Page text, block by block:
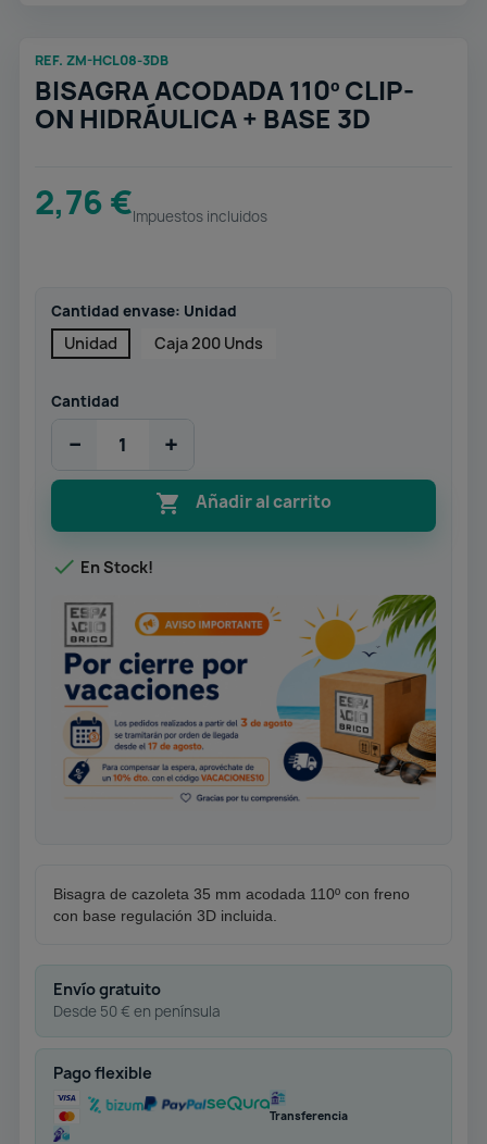
REF. ZM-HCL08-3DB
BISAGRA ACODADA 110º CLIP-
ON HIDRÁULICA + BASE 3D
2,76 €Impuestos incluidos
Cantidad envase: Unidad
Unidad Caja 200 Unds
Cantidad
− +
 Añadir al carrito
 En Stock!
Bisagra de cazoleta 35 mm acodada 110º con freno
con base regulación 3D incluida.
Envío gratuito
Desde 50 € en península
Pago flexible
Transferencia